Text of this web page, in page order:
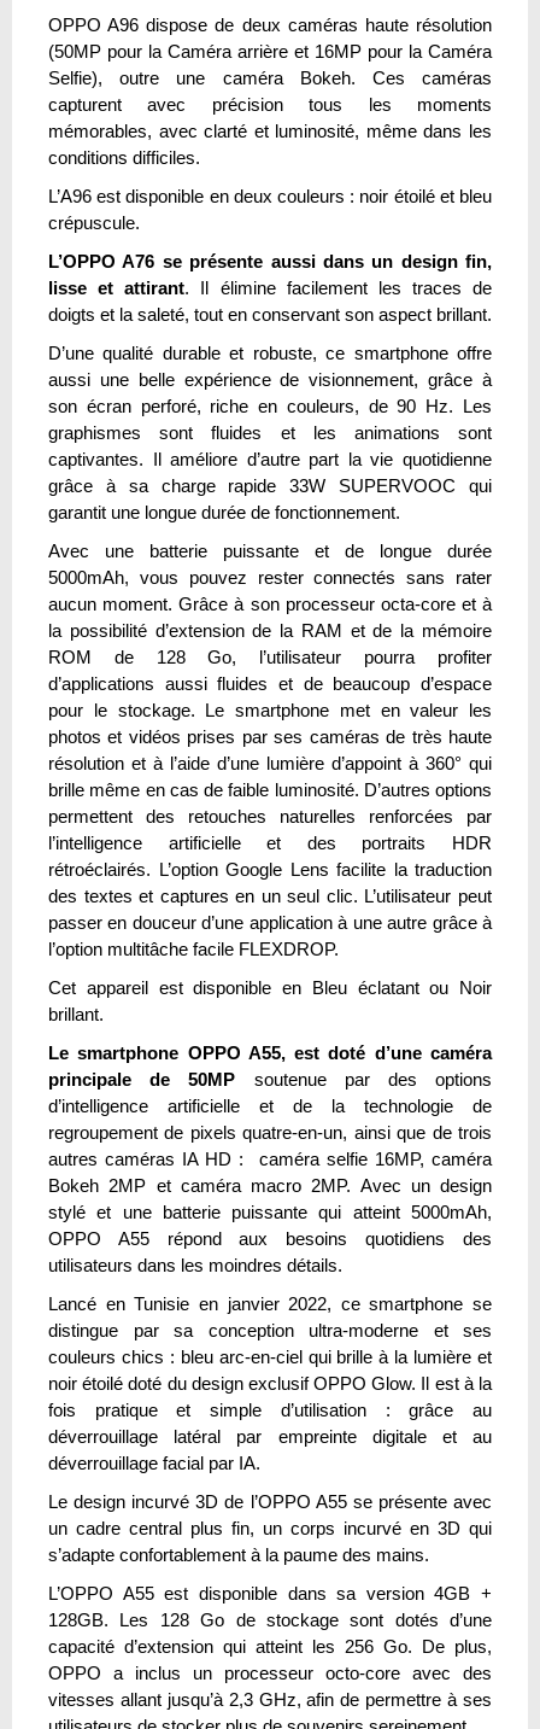
OPPO A96 dispose de deux caméras haute résolution
(50MP pour la Caméra arrière et 16MP pour la Caméra
Selfie), outre une caméra Bokeh. Ces caméras
capturent avec précision tous les moments
mémorables, avec clarté et luminosité, même dans les
conditions difficiles.
L’A96 est disponible en deux couleurs : noir étoilé et bleu
crépuscule.
L’OPPO A76 se présente aussi dans un design fin,
lisse et attirant. Il élimine facilement les traces de
doigts et la saleté, tout en conservant son aspect brillant.
D’une qualité durable et robuste, ce smartphone offre
aussi une belle expérience de visionnement, grâce à
son écran perforé, riche en couleurs, de 90 Hz. Les
graphismes sont fluides et les animations sont
captivantes. Il améliore d’autre part la vie quotidienne
grâce à sa charge rapide 33W SUPERVOOC qui
garantit une longue durée de fonctionnement.
Avec une batterie puissante et de longue durée
5000mAh, vous pouvez rester connectés sans rater
aucun moment. Grâce à son processeur octa-core et à
la possibilité d’extension de la RAM et de la mémoire
ROM de 128 Go, l’utilisateur pourra profiter
d’applications aussi fluides et de beaucoup d’espace
pour le stockage. Le smartphone met en valeur les
photos et vidéos prises par ses caméras de très haute
résolution et à l’aide d’une lumière d’appoint à 360° qui
brille même en cas de faible luminosité. D’autres options
permettent des retouches naturelles renforcées par
l’intelligence artificielle et des portraits HDR
rétroéclairés. L’option Google Lens facilite la traduction
des textes et captures en un seul clic. L’utilisateur peut
passer en douceur d’une application à une autre grâce à
l’option multitâche facile FLEXDROP.
Cet appareil est disponible en Bleu éclatant ou Noir
brillant.
Le smartphone OPPO A55,est doté d’une caméra
principale de 50MP soutenue par des options
d’intelligence artificielle et de la technologie de
regroupement de pixels quatre-en-un, ainsi que de trois
autres caméras IA HD : caméra selfie 16MP, caméra
Bokeh 2MP et caméra macro 2MP. Avec un design
stylé et une batterie puissante qui atteint 5000mAh,
OPPO A55 répond aux besoins quotidiens des
utilisateurs dans les moindres détails.
Lancé en Tunisie en janvier 2022, ce smartphone se
distingue par sa conception ultra-moderne et ses
couleurs chics : bleu arc-en-ciel qui brille à la lumière et
noir étoilé doté du design exclusif OPPO Glow. Il est à la
fois pratique et simple d’utilisation : grâce au
déverrouillage latéral par empreinte digitale et au
déverrouillage facial par IA.
Le design incurvé 3D de l’OPPO A55 se présente avec
un cadre central plus fin, un corps incurvé en 3D qui
s’adapte confortablement à la paume des mains.
L’OPPO A55 est disponible dans sa version 4GB +
128GB. Les 128 Go de stockage sont dotés d’une
capacité d’extension qui atteint les 256 Go. De plus,
OPPO a inclus un processeur octo-core avec des
vitesses allant jusqu’à 2,3 GHz, afin de permettre à ses